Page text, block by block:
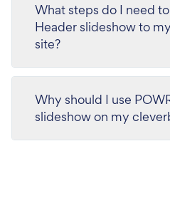
What steps do I need
Header slideshow to
site?
Why should I use
slideshow on my